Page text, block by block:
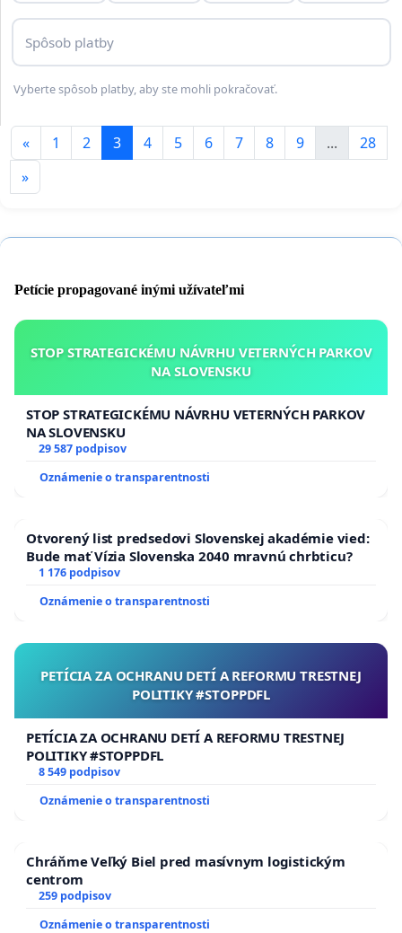
Spôsob platby
Vyberte spôsob platby, aby ste mohli pokračovať.
« 1 2 3 4 5 6 7 8 9 ...
28
»
Petície propagované inými užívateľmi
STOP STRATEGICKÉMU NÁVRHU VETERNÝCH PARKOV
NA SLOVENSKU
STOP STRATEGICKÉMU NÁVRHU VETERNÝCH PARKOV
NA SLOVENSKU
29 587 podpisov
Oznámenie o transparentnosti
Otvorený list predsedovi Slovenskej akadémie vied:
Bude mať Vízia Slovenska 2040 mravnú chrbticu?
1 176 podpisov
Oznámenie o transparentnosti
PETÍCIA ZA OCHRANU DETÍ A REFORMU TRESTNEJ
POLITIKY #STOPPDFL
PETÍCIA ZA OCHRANU DETÍ A REFORMU TRESTNEJ
POLITIKY #STOPPDFL
8 549 podpisov
Oznámenie o transparentnosti
Chráňme Veľký Biel pred masívnym logistickým
centrom
259 podpisov
Oznámenie o transparentnosti